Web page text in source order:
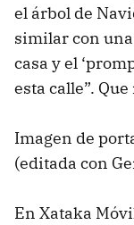
el árbol de
similar con
casa y el
esta calle”.
Imagen de
(editada con
En Xataka